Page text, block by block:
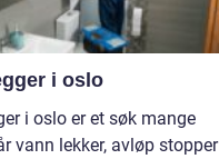
i oslo
i oslo er et søk mange
vann lekker, avløp stopper